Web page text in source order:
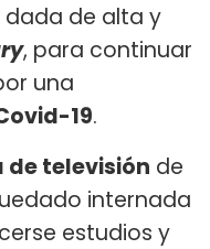
dada de alta y
, para continuar
una
19.
televisión de
internada
estudios y